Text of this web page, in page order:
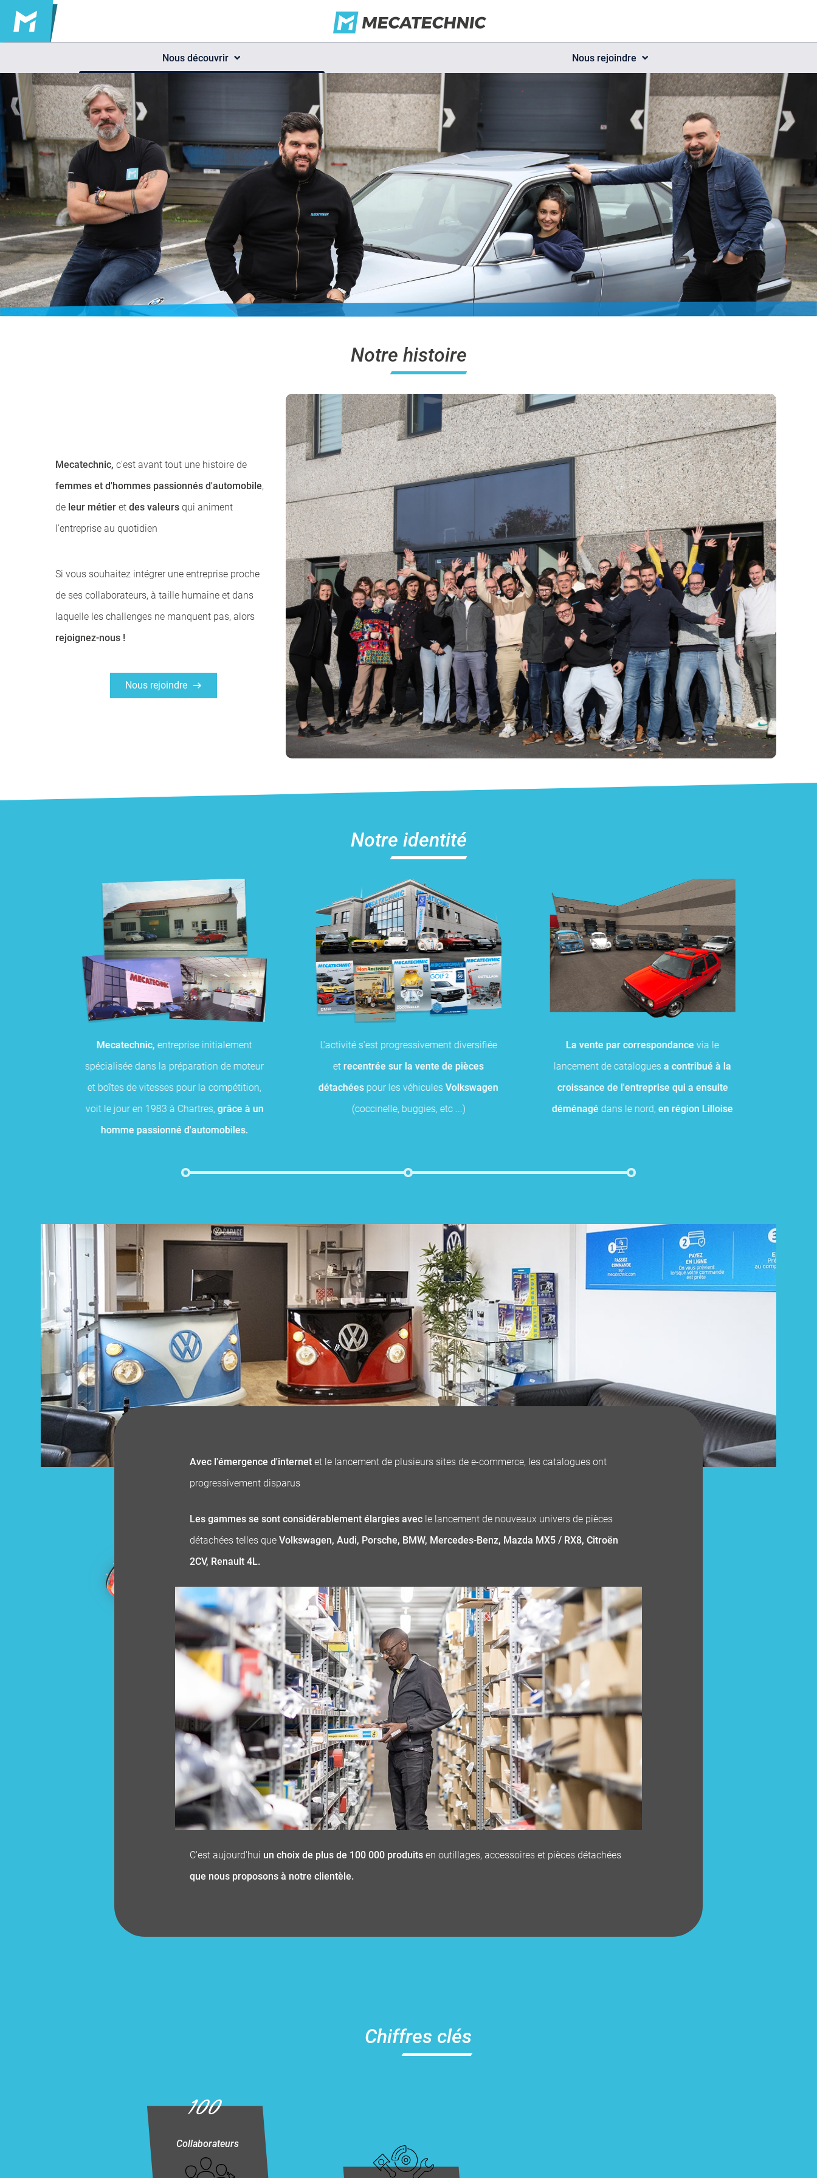
Nous découvrir Nous rejoindre
Notre histoire
Mecatechnic, c'est avant tout une histoire de
femmes et d'hommes passionnés d'automobile,
de leur métier etdes valeurs qui animent
l'entreprise au quotidien
Si vous souhaitez intégrer une entreprise proche
de ses collaborateurs, à taille humaine et dans
laquelle les challenges ne manquent pas, alors
rejoignez-nous !
Nous rejoindre
Notre identité
Mecatechnic, entreprise initialement
spécialisée dans la préparation de moteur
et boîtes de vitesses pour la compétition,
voit le jour en 1983 à Chartres, grâce à un
homme passionné d'automobiles.
L'activité s'est progressivement diversifiée
et recentrée sur la vente de pièces
détachées pour les véhiculesVolkswagen
(coccinelle, buggies, etc ...)
La vente par correspondance via le
lancement de cataloguesa contribué à la
croissance de l'entreprise qui a ensuite
déménagé dans le nord,en région Lilloise
Avec l'émergence d'internet et le lancement de plusieurs sites de e-commerce, les catalogues ont
progressivement disparus
Les gammes se sont considérablement élargies avec le lancement de nouveaux univers de pièces
détachées telles queVolkswagen, Audi, Porsche, BMW, Mercedes-Benz, Mazda MX5 / RX8, Citroën
2CV, Renault 4L.
C'est aujourd'hui un choix de plus de 100 000 produits en outillages, accessoires et pièces détachées
que nous proposons à notre clientèle.
Chiffres clés
100
Collaborateurs